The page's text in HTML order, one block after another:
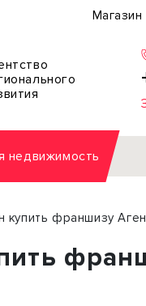
Магазин
недвижимость
купить франшизу